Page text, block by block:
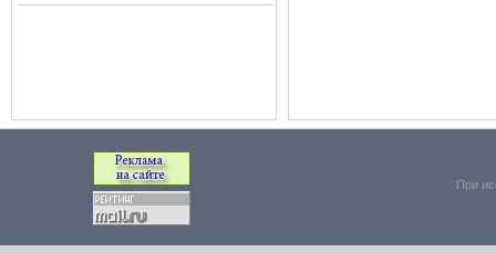
При